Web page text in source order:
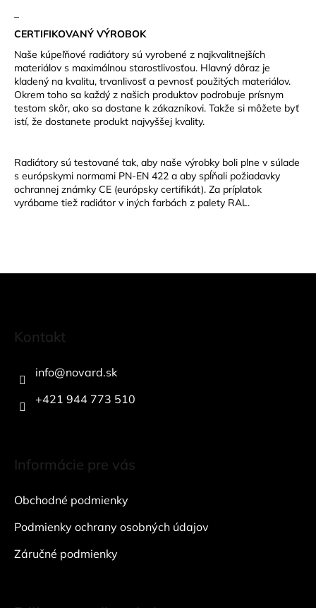
CERTIFIKOVANÝ VÝROBOK
Naše kúpeľňové radiátory sú vyrobené z najkvalitnejších
materiálov s maximálnou starostlivosťou. Hlavný dôraz je
kladený na kvalitu, trvanlivosť a pevnosť použitých materiálov.
Okrem toho sa každý z našich produktov podrobuje prísnym
testom skôr, ako sa dostane k zákazníkovi. Takže si môžete byť
istí, že dostanete produkt najvyššej kvality.
Radiátory sú testované tak, aby naše výrobky boli plne v súlade
s európskymi normami PN-EN 422 a aby spĺňali požiadavky
ochrannej známky CE (európsky certifikát). Za príplatok
vyrábame tiež radiátor v iných farbách z palety RAL.
Kontakt
info@novard.sk
+421 944 773 510
Informácie pre vás
Obchodné podmienky
Podmienky ochrany osobných údajov
Záručné podmienky